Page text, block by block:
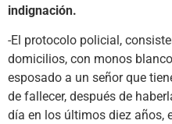
indignación.
-El protocolo policial,
domicilios, con monos
esposado a un señor que
de fallecer, después de
día en los últimos diez años,